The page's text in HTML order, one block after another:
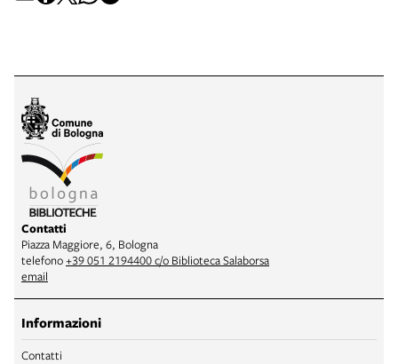
Contatti
Piazza Maggiore, 6, Bologna
telefono+39 051 2194400 c/o Biblioteca Salaborsa
email
Informazioni
Contatti